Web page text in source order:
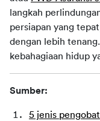
langkah
persiapan yang
dengan lebih
kebahagiaan hidup
Sumber:
5 jenis